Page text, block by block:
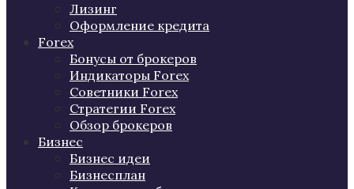
Лизинг
Оформление кредита
Forex
Бонусы от брокеров
Индикаторы Forex
Советники Forex
Стратегии Forex
Обзор брокеров
Бизнес
Бизнес идеи
Бизнесплан